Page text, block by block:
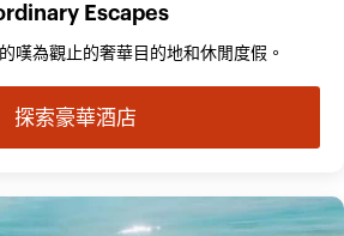
Escapes
嘆為觀止的奢華目的地和休閒度假。
探索豪華酒店